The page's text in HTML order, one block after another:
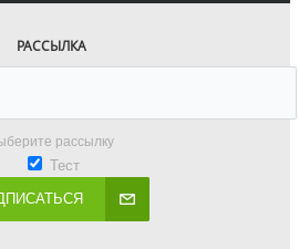
РАССЫЛКА
рассылку
Тест